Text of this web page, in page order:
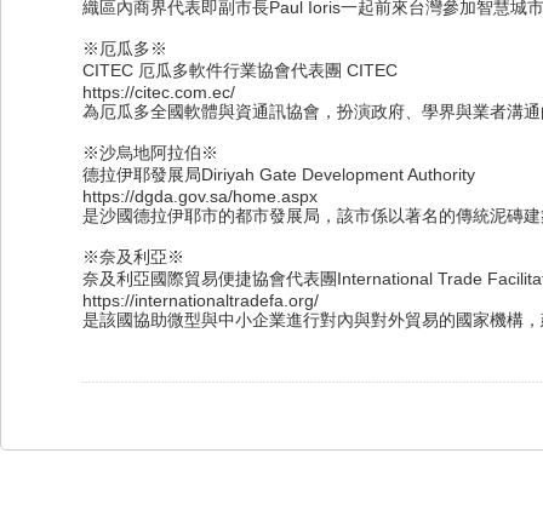
織區內商界代表即副市長Paul Ioris一起前來台灣參加智慧城
※厄瓜多※
CITEC 厄瓜多軟件行業協會代表團 CITEC
https://citec.com.ec/
為厄瓜多全國軟體與資通訊協會，扮演政府、學界與業者溝
※沙烏地阿拉伯※
德拉伊耶發展局Diriyah Gate Development Authority
https://dgda.gov.sa/home.aspx
是沙國德拉伊耶市的都市發展局，該市係以著名的傳統泥磚
※奈及利亞※
奈及利亞國際貿易便捷協會代表團International Trade
https://internationaltradefa.org/
是該國協助微型與中小企業進行對內與對外貿易的國家機構